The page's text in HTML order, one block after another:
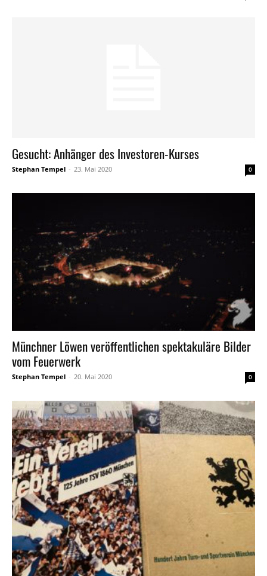
Gesucht: Anhänger des Investoren-Kurses
Stephan Tempel - 23. Mai 2020 0
Münchner Löwen veröffentlichen spektakuläre Bilder
vom Feuerwerk
Stephan Tempel - 20. Mai 2020 0